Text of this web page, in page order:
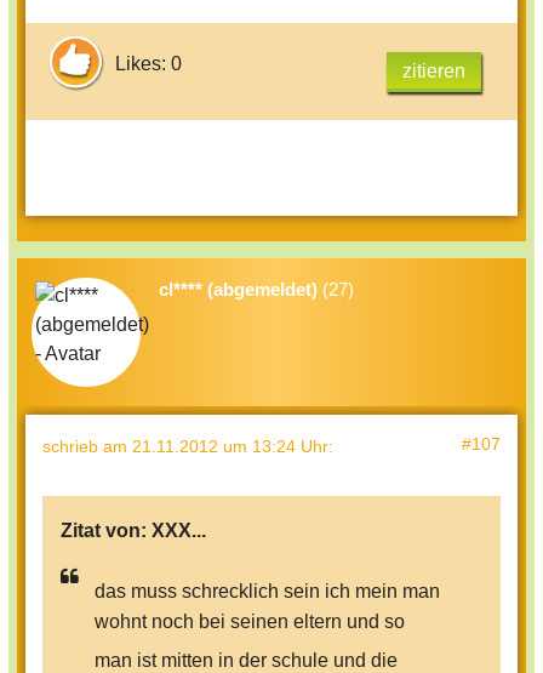
Likes: 0 zitieren
cl**** (abgemeldet) (27)
schrieb am 21.11.2012 um 13:24 Uhr: #107
Zitat von: XXX...
das muss schrecklich sein ich mein man
wohnt noch bei seinen eltern und so
man ist mitten in der schule und die